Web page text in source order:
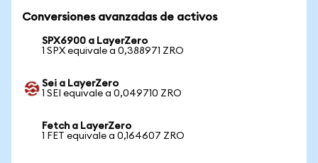
Conversiones avanzadas de activos
SPX6900 a LayerZero
1 SPX equivale a 0,388971 ZRO
Sei a LayerZero
1 SEI equivale a 0,049710 ZRO
Fetch a LayerZero
1 FET equivale a 0,164607 ZRO